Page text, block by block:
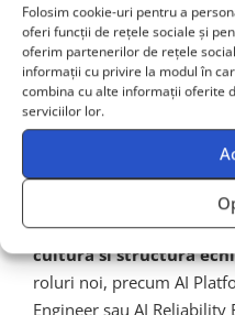
Folosim cookie-uri pentru a
oferi funcții de rețele sociale și
oferim partenerilor de rețele
informații cu privire la modul în
combina cu alte informații oferite
serviciilor lor.
8. Cultura
noi si
emergente
Dincolo de unelte si
cultura si structura
roluri noi, precum AI
Engineer sau AI Reliability